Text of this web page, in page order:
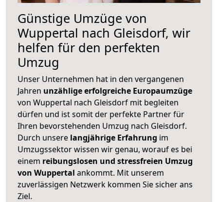
Günstige Umzüge von
Wuppertal nach Gleisdorf, wir
helfen für den perfekten
Umzug
Unser Unternehmen hat in den vergangenen
Jahren unzählige erfolgreiche Europaumzüge
von Wuppertal nach Gleisdorf mit begleiten
dürfen und ist somit der perfekte Partner für
Ihren bevorstehenden Umzug nach Gleisdorf.
Durch unsere langjährige Erfahrung im
Umzugssektor wissen wir genau, worauf es bei
einem reibungslosen und stressfreien Umzug
von Wuppertal ankommt. Mit unserem
zuverlässigen Netzwerk kommen Sie sicher ans
Ziel.